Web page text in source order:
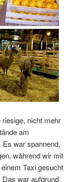
nicht mehr
am
war spannend,
während wir mit
Taxi gesucht
war aufgrund